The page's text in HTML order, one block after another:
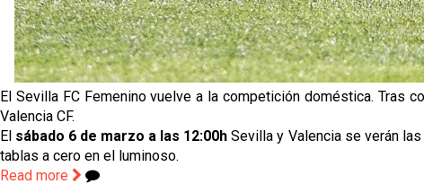
El Sevilla FC Femenino vuelve a la competición doméstica. Tras
Valencia CF.
El sábado 6 de marzo a las 12:00h Sevilla y Valencia se verán
tablas a cero en el luminoso.
Read more